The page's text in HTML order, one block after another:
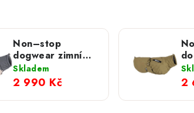
Non–stop
dogwear zimní
obleček Glacier
wool 3.0 šedá
Skladem
2 990 Kč 2